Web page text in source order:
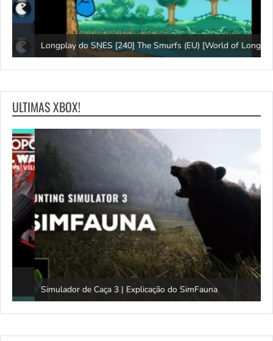
Longplay do SNES [240] The Smurfs (EU) [World of Longplays]
ULTIMAS XBOX!
Simulador de Caça 3 | Explicação do SimFauna